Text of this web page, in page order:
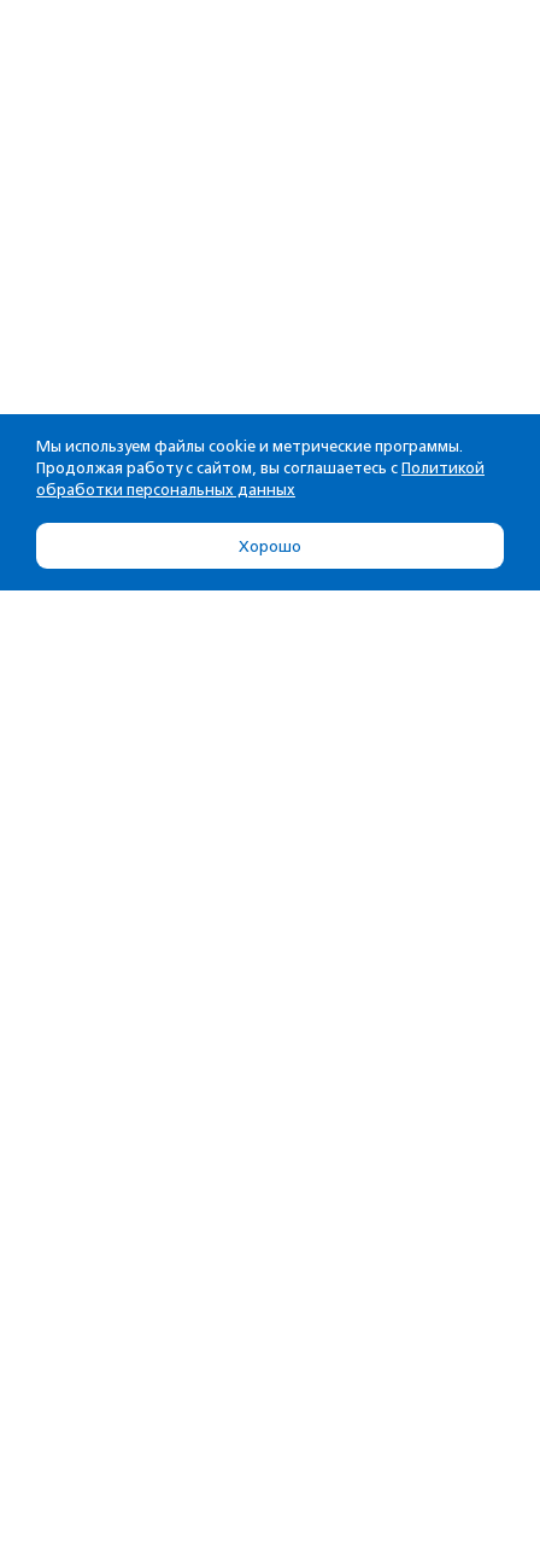
Мы используем файлы cookie и метрические программы.
Продолжая работу с сайтом, вы соглашаетесь с Политикой
обработки персональных данных
Хорошо